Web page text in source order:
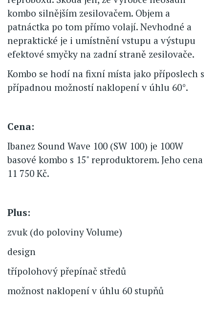
kombo silnějším zesilovačem. Objem a
patnáctka po tom přímo volají. Nevhodné a
nepraktické je i umístnění vstupu a výstupu
efektové smyčky na zadní straně zesilovače.
Kombo se hodí na fixní místa jako příposlech s
případnou možností naklopení v úhlu 60°.
Cena:
Ibanez Sound Wave 100 (SW 100) je 100W
basové kombo s 15" reproduktorem. Jeho cena
11 750 Kč.
Plus:
zvuk (do poloviny Volume)
design
třípolohový přepínač středů
možnost naklopení v úhlu 60 stupňů